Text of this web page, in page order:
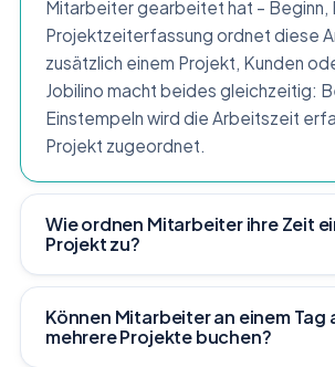
Mitarbeiter gearbeitet hat – Beginn,
Projektzeiterfassung ordnet diese
zusätzlich einem Projekt, Kunden
Jobilino macht beides gleichzeitig:
Einstempeln wird die Arbeitszeit
Projekt zugeordnet.
Wie ordnen Mitarbeiter ihre Zeit
Projekt zu?
Können Mitarbeiter an einem Tag
mehrere Projekte buchen?